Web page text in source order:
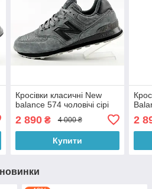
Кросівки класичні New
balance 574 чоловічі сірі
2 890₴ 4 000 ₴
Купити
2
новинки